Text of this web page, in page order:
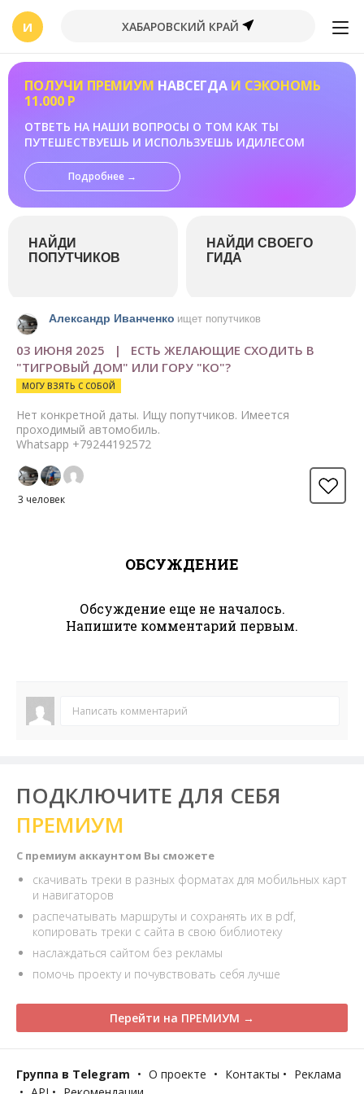
И ХАБАРОВСКИЙ КРАЙ
ПОЛУЧИ ПРЕМИУМ НАВСЕГДА И СЭКОНОМЬ
11.000 Р
ОТВЕТЬ НА НАШИ ВОПРОСЫ О ТОМ КАК ТЫ
ПУТЕШЕСТВУЕШЬ И ИСПОЛЬЗУЕШЬ ИДИЛЕСОМ
Подробнее →
НАЙДИ
ПОПУТЧИКОВ
НАЙДИ СВОЕГО
ГИДА
Александр Иванченко ищет попутчиков
03 ИЮНЯ 2025 | ЕСТЬ ЖЕЛАЮЩИЕ СХОДИТЬ В
"ТИГРОВЫЙ ДОМ" ИЛИ ГОРУ "КО"?
МОГУ ВЗЯТЬ С СОБОЙ
Нет конкретной даты. Ищу попутчиков. Имеется
проходимый автомобиль.
Whatsapp +79244192572
3 человек
ОБСУЖДЕНИЕ
Обсуждение еще не началось.
Напишите комментарий первым.
Написать комментарий
ПОДКЛЮЧИТЕ ДЛЯ СЕБЯ
ПРЕМИУМ
С премиум аккаунтом Вы сможете
скачивать треки в разных форматах для мобильных карт
и навигаторов
распечатывать маршруты и сохранять их в pdf,
копировать треки с сайта в свою библиотеку
наслаждаться сайтом без рекламы
помочь проекту и почувствовать себя лучше
Перейти на ПРЕМИУМ →
Группа в Telegram • О проекте • Контакты • Реклама